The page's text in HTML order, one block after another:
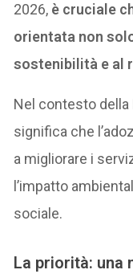
2026, è cruciale
orientata non
sostenibilità e al
Nel contesto
significa che
a migliorare i
l’impatto
sociale.
La priorità: una